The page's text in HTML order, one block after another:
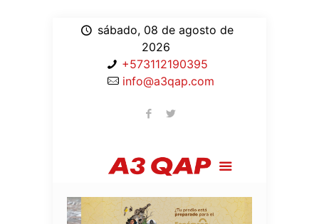
sábado, 08 de agosto de
2026
+573112190395
info@a3qap.com